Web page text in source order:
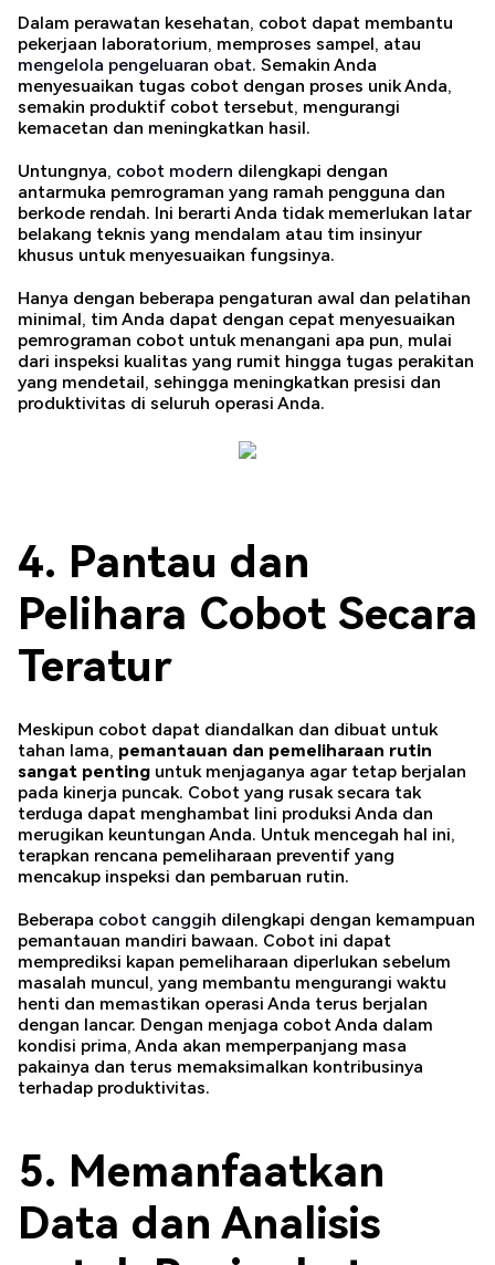
Dalam perawatan kesehatan, cobot dapat membantu
pekerjaan laboratorium, memproses sampel, atau
mengelola pengeluaran obat. Semakin Anda
menyesuaikan tugas cobot dengan proses unik Anda,
semakin produktif cobot tersebut, mengurangi
kemacetan dan meningkatkan hasil.
Untungnya, cobot modern dilengkapi dengan
antarmuka pemrograman yang ramah pengguna dan
berkode rendah. Ini berarti Anda tidak memerlukan latar
belakang teknis yang mendalam atau tim insinyur
khusus untuk menyesuaikan fungsinya.
Hanya dengan beberapa pengaturan awal dan pelatihan
minimal, tim Anda dapat dengan cepat menyesuaikan
pemrograman cobot untuk menangani apa pun, mulai
dari inspeksi kualitas yang rumit hingga tugas perakitan
yang mendetail, sehingga meningkatkan presisi dan
produktivitas di seluruh operasi Anda.
4. Pantau dan
Pelihara Cobot Secara
Teratur
Meskipun cobot dapat diandalkan dan dibuat untuk
tahan lama, pemantauan dan pemeliharaan rutin
sangat pentinguntuk menjaganya agar tetap berjalan
pada kinerja puncak. Cobot yang rusak secara tak
terduga dapat menghambat lini produksi Anda dan
merugikan keuntungan Anda. Untuk mencegah hal ini,
terapkan rencana pemeliharaan preventif yang
mencakup inspeksi dan pembaruan rutin.
Beberapa cobot canggih dilengkapi dengan kemampuan
pemantauan mandiri bawaan. Cobot ini dapat
memprediksi kapan pemeliharaan diperlukan sebelum
masalah muncul, yang membantu mengurangi waktu
henti dan memastikan operasi Anda terus berjalan
dengan lancar. Dengan menjaga cobot Anda dalam
kondisi prima, Anda akan memperpanjang masa
pakainya dan terus memaksimalkan kontribusinya
terhadap produktivitas.
5. Memanfaatkan
Data dan Analisis